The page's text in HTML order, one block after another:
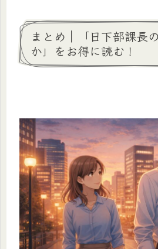
まとめ｜「日下部課長
か」をお得に読む！